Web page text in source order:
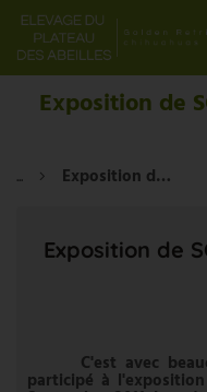
Exposition de
... Exposition de SORGES le 4 Septembre 2011
Exposition de
C'est avec
participé à